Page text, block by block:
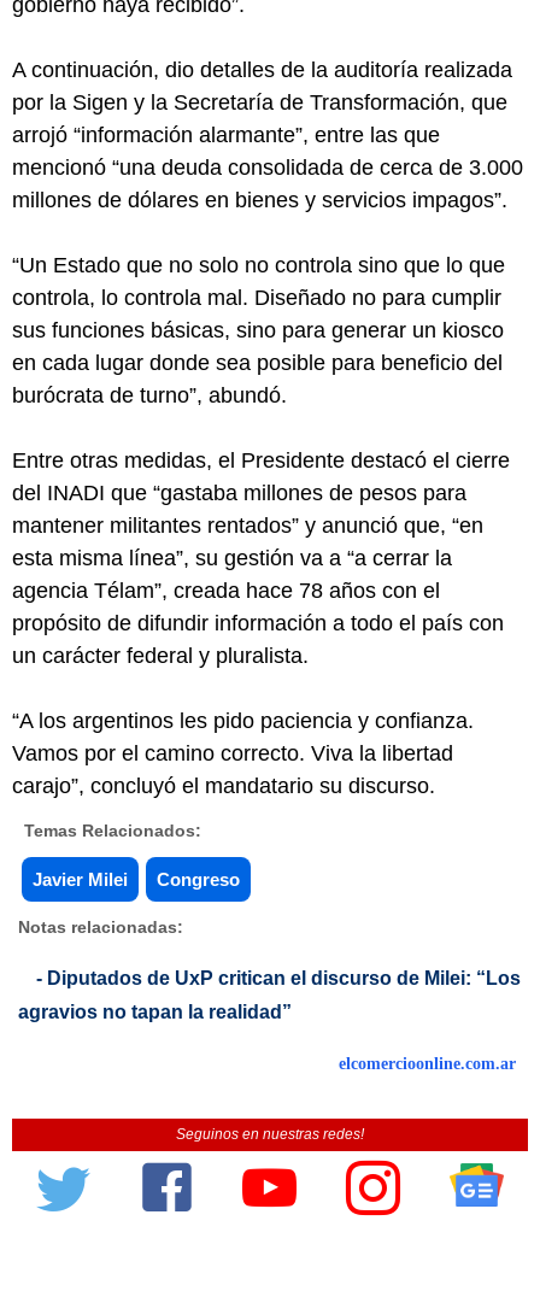
A continuación, dio detalles de la auditoría realizada
por la Sigen y la Secretaría de Transformación, que
arrojó “información alarmante”, entre las que
mencionó “una deuda consolidada de cerca de 3.000
millones de dólares en bienes y servicios impagos”.
“Un Estado que no solo no controla sino que lo que
controla, lo controla mal. Diseñado no para cumplir
sus funciones básicas, sino para generar un kiosco
en cada lugar donde sea posible para beneficio del
burócrata de turno”, abundó.
Entre otras medidas, el Presidente destacó el cierre
del INADI que “gastaba millones de pesos para
mantener militantes rentados” y anunció que, “en
esta misma línea”, su gestión va a “a cerrar la
agencia Télam”, creada hace 78 años con el
propósito de difundir información a todo el país con
un carácter federal y pluralista.
“A los argentinos les pido paciencia y confianza.
Vamos por el camino correcto. Viva la libertad
carajo”, concluyó el mandatario su discurso.
Temas Relacionados:
Javier Milei Congreso
Notas relacionadas:
- Diputados de UxP critican el discurso de Milei: “Los
agravios no tapan la realidad”
elcomercioonline.com.ar
Seguinos en nuestras redes!